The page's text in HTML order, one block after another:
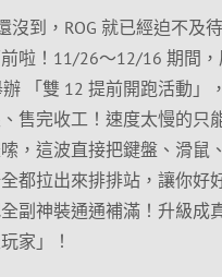
沒到，ROG 就已經迫不及
啦！11/26～12/16 期間
辦 「雙 12 提前開跑活動」
售完收工！速度太慢的只
，這波直接把鍵盤、滑鼠
都拉出來排排站，讓你好
副神裝通通補滿！升級成
家」！